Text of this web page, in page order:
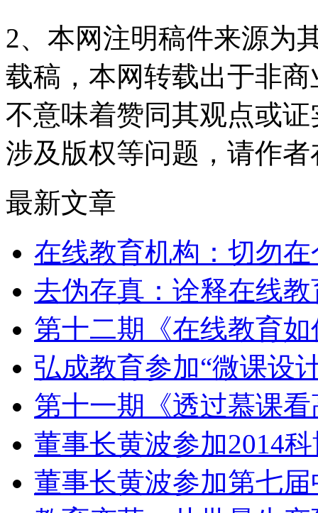
2、本网注明稿件来源为
载稿，本网转载出于非
不意味着赞同其观点或
涉及版权等问题，请作
最新文章
在线教育机构：切勿
去伪存真：诠释在线教
第十二期《在线教育
弘成教育参加“微课设
第十一期《透过慕课
董事长黄波参加2014
董事长黄波参加第七